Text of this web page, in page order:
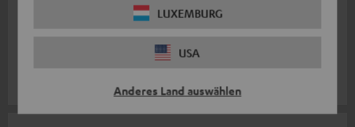
LUXEMBURG
USA
Anderes Land auswählen
Alles ok Erwartungen erfüllt